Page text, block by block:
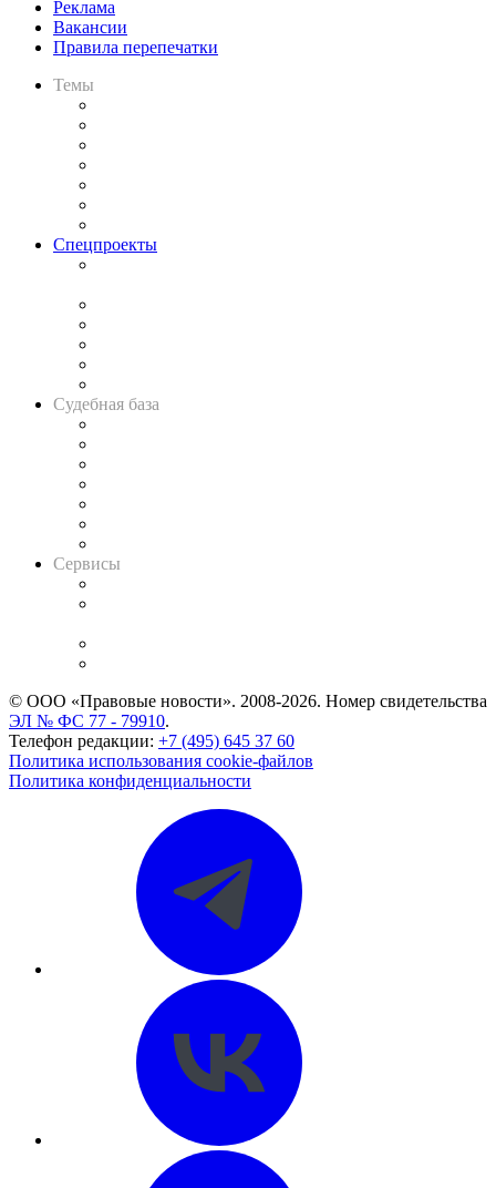
Реклама
Вакансии
Правила перепечатки
Темы
Спецпроекты
Судебная база
Сервисы
© ООО «Правовые новости». 2008-2026. Номер свидетельства
ЭЛ № ФС 77 - 79910.
Телефон редакции: +7 (495) 645 37 60
Политика использования cookie-файлов
Политика конфиденциальности